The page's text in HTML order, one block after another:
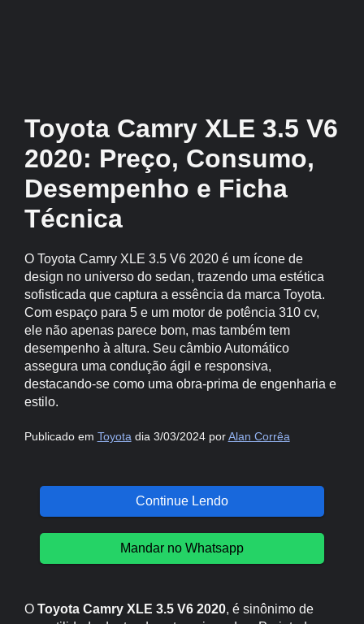
Toyota Camry XLE 3.5 V6
2020: Preço, Consumo,
Desempenho e Ficha
Técnica
O Toyota Camry XLE 3.5 V6 2020 é um ícone de
design no universo do sedan, trazendo uma estética
sofisticada que captura a essência da marca Toyota.
Com espaço para 5 e um motor de potência 310 cv,
ele não apenas parece bom, mas também tem
desempenho à altura. Seu câmbio Automático
assegura uma condução ágil e responsiva,
destacando-se como uma obra-prima de engenharia e
estilo.
Publicado em Toyota dia 3/03/2024 porAlan Corrêa
Continue Lendo
Mandar no Whatsapp
O Toyota Camry XLE 3.5 V6 2020, é sinônimo de